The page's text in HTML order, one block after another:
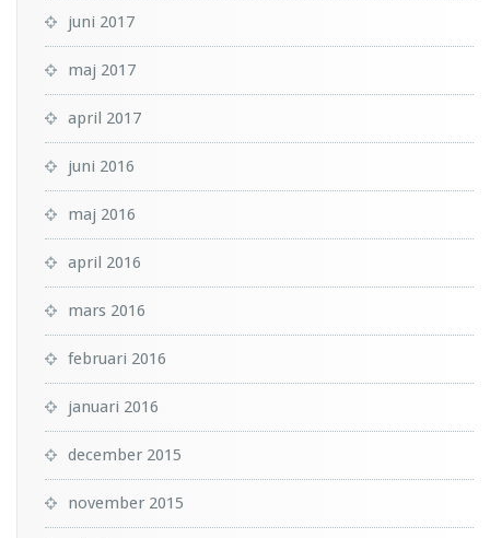
juni 2017
maj 2017
april 2017
juni 2016
maj 2016
april 2016
mars 2016
februari 2016
januari 2016
december 2015
november 2015